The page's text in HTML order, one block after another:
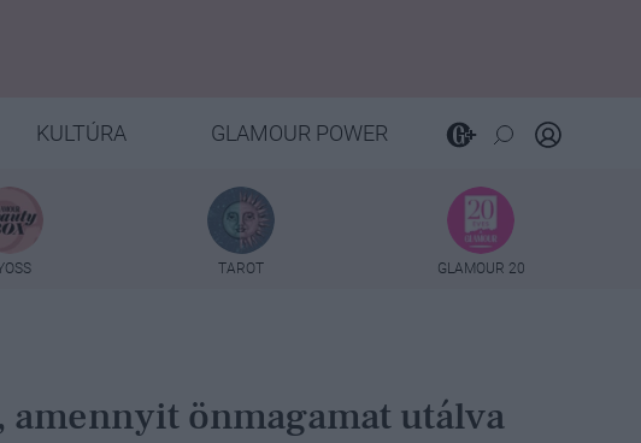
KULTÚRA GLAMOUR POWER
TAROT GLAMOUR 20
amennyit önmagamat utálva